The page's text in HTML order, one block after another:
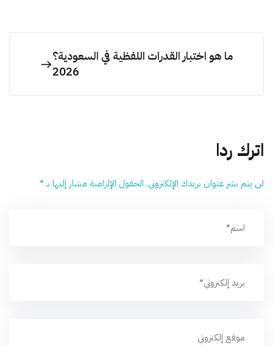
ما هو اختبار القدرات اللفظية في السعودية؟
2026
اترك ردا
لن يتم نشر عنوان بريدك الإلكتروني. الحقول الإلزامية مشار إليها بـ*